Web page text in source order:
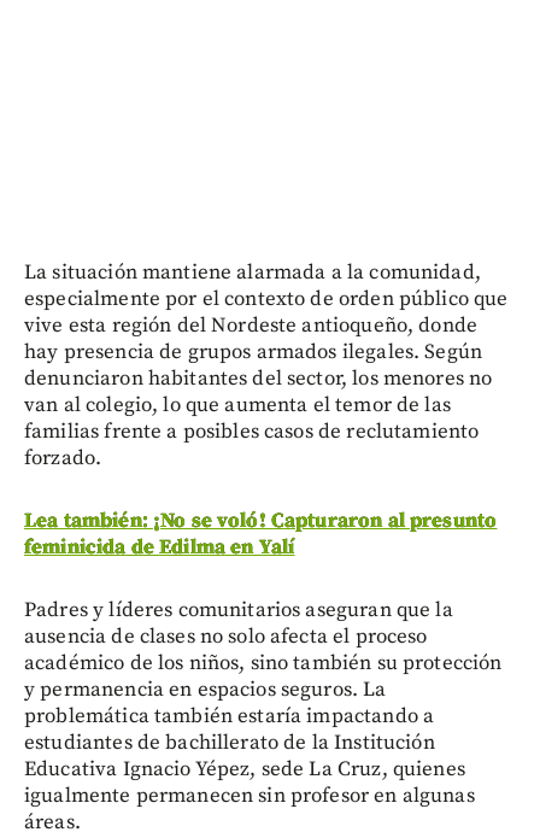
La situación mantiene alarmada a la comunidad,
especialmente por el contexto de orden público que
vive esta región del Nordeste antioqueño, donde
hay presencia de grupos armados ilegales. Según
denunciaron habitantes del sector, los menores no
van al colegio, lo que aumenta el temor de las
familias frente a posibles casos de reclutamiento
forzado.
Lea también: ¡No se voló! Capturaron al presunto
feminicida de Edilma en Yalí
Padres y líderes comunitarios aseguran que la
ausencia de clases no solo afecta el proceso
académico de los niños, sino también su protección
y permanencia en espacios seguros. La
problemática también estaría impactando a
estudiantes de bachillerato de la Institución
Educativa Ignacio Yépez, sede La Cruz, quienes
igualmente permanecen sin profesor en algunas
áreas.